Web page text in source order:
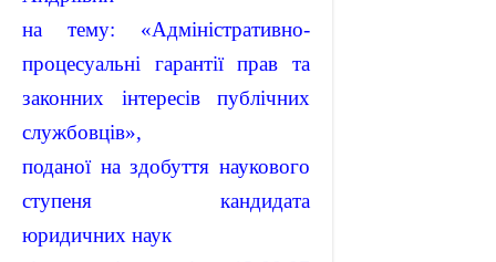
на тему: «Адміністративно-
процесуальні гарантії прав та
законних інтересів публічних
службовців»,
поданої на здобуття наукового
ступеня кандидата
юридичних наук